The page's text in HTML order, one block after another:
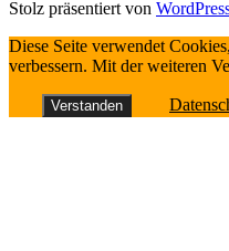
Stolz präsentiert von
Diese Seite verwendet
verbessern. Mit der weiteren
Verstanden